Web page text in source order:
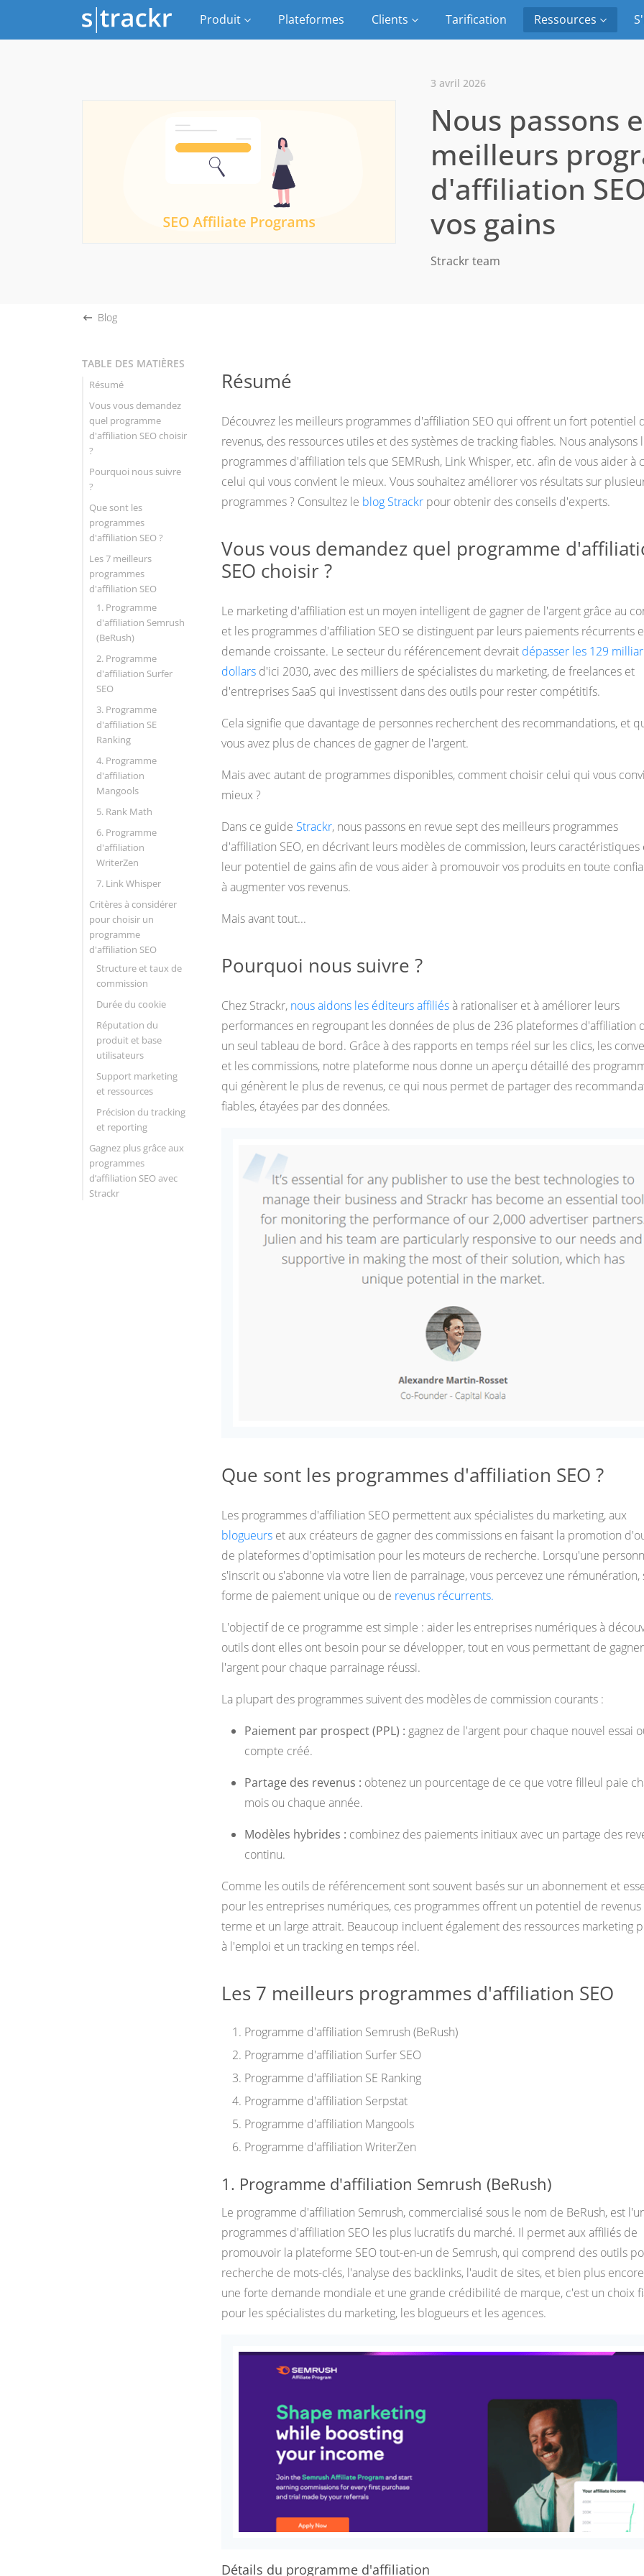
Produit Plateformes Clients Tarification Ressources
3 avril 2026
Nous passons
meilleurs
d'affiliation
vos gains
Strackr team
Blog
TABLE DES MATIÈRES
Résumé
Vous vous demandez
quel programme
d'affiliation SEO choisir
?
Pourquoi nous suivre
?
Que sont les
programmes
d'affiliation SEO ?
Les 7 meilleurs
programmes
d'affiliation SEO
1. Programme
d'affiliation Semrush
(BeRush)
2. Programme
d'affiliation Surfer
SEO
3. Programme
d'affiliation SE
Ranking
4. Programme
d'affiliation
Mangools
5. Rank Math
6. Programme
d'affiliation
WriterZen
7. Link Whisper
Critères à considérer
pour choisir un
programme
d'affiliation SEO
Structure et taux de
commission
Durée du cookie
Réputation du
produit et base
utilisateurs
Support marketing
et ressources
Précision du tracking
et reporting
Gagnez plus grâce aux
programmes
d’affiliation SEO avec
Strackr
Résumé
Découvrez les meilleurs programmes d'affiliation SEO qui offrent un fort potentiel
revenus, des ressources utiles et des systèmes de tracking fiables. Nous analysons
programmes d'affiliation tels que SEMRush, Link Whisper, etc. afin de vous aider à
celui qui vous convient le mieux. Vous souhaitez améliorer vos résultats sur
programmes ? Consultez le blog Strackr pour obtenir des conseils d'experts.
Vous vous demandez quel programme
SEO choisir ?
Le marketing d'affiliation est un moyen intelligent de gagner de l'argent grâce au
et les programmes d'affiliation SEO se distinguent par leurs paiements récurrents
demande croissante. Le secteur du référencement devrait dépasser les 129
dollars d'ici 2030, avec des milliers de spécialistes du marketing, de freelances et
d'entreprises SaaS qui investissent dans des outils pour rester compétitifs.
Cela signifie que davantage de personnes recherchent des recommandations, et
vous avez plus de chances de gagner de l'argent.
Mais avec autant de programmes disponibles, comment choisir celui qui vous
mieux ?
Dans ce guide Strackr, nous passons en revue sept des meilleurs programmes
d'affiliation SEO, en décrivant leurs modèles de commission, leurs caractéristiques
leur potentiel de gains afin de vous aider à promouvoir vos produits en toute
à augmenter vos revenus.
Mais avant tout...
Pourquoi nous suivre ?
Chez Strackr, nous aidons les éditeurs affiliésà rationaliser et à améliorer leurs
performances en regroupant les données de plus de 236 plateformes d'affiliation
un seul tableau de bord. Grâce à des rapports en temps réel sur les clics, les
et les commissions, notre plateforme nous donne un aperçu détaillé des
qui génèrent le plus de revenus, ce qui nous permet de partager des
fiables, étayées par des données.
Que sont les programmes d'affiliation SEO ?
Les programmes d'affiliation SEO permettent aux spécialistes du marketing, aux
blogueurs et aux créateurs de gagner des commissions en faisant la promotion
de plateformes d'optimisation pour les moteurs de recherche. Lorsqu'une
s'inscrit ou s'abonne via votre lien de parrainage, vous percevez une rémunération,
forme de paiement unique ou de revenus récurrents.
L'objectif de ce programme est simple : aider les entreprises numériques à
outils dont elles ont besoin pour se développer, tout en vous permettant de
l'argent pour chaque parrainage réussi.
La plupart des programmes suivent des modèles de commission courants :
Paiement par prospect (PPL) : gagnez de l'argent pour chaque nouvel essai
compte créé.
Partage des revenus : obtenez un pourcentage de ce que votre filleul paie
mois ou chaque année.
Modèles hybrides : combinez des paiements initiaux avec un partage des
continu.
Comme les outils de référencement sont souvent basés sur un abonnement et
pour les entreprises numériques, ces programmes offrent un potentiel de revenus
terme et un large attrait. Beaucoup incluent également des ressources marketing
à l'emploi et un tracking en temps réel.
Les 7 meilleurs programmes d'affiliation SEO
Programme d'affiliation Semrush (BeRush)
Programme d'affiliation Surfer SEO
Programme d'affiliation SE Ranking
Programme d'affiliation Serpstat
Programme d'affiliation Mangools
Programme d'affiliation WriterZen
1. Programme d'affiliation Semrush (BeRush)
Le programme d'affiliation Semrush, commercialisé sous le nom de BeRush, est
programmes d'affiliation SEO les plus lucratifs du marché. Il permet aux affiliés de
promouvoir la plateforme SEO tout-en-un de Semrush, qui comprend des outils
recherche de mots-clés, l'analyse des backlinks, l'audit de sites, et bien plus
une forte demande mondiale et une grande crédibilité de marque, c'est un choix
pour les spécialistes du marketing, les blogueurs et les agences.
Détails du programme d'affiliation